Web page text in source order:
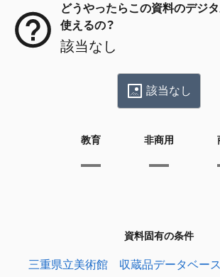
どうやったらこの資料のデジ
使えるの？
該当なし
該当なし
教育 非商用
資料固有の条件
三重県立美術館 収蔵品データベー